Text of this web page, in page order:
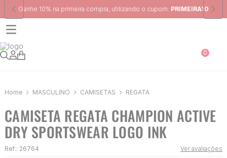
Frete Grátispara região Sudeste em pedidos acima de R$ 399,00
0
MASCULINO CAMISETAS REGATA
CAMISETA REGATA CHAMPION ACTIVE
DRY SPORTSWEAR LOGO INK
Ref:: 26764 Ver avaliações